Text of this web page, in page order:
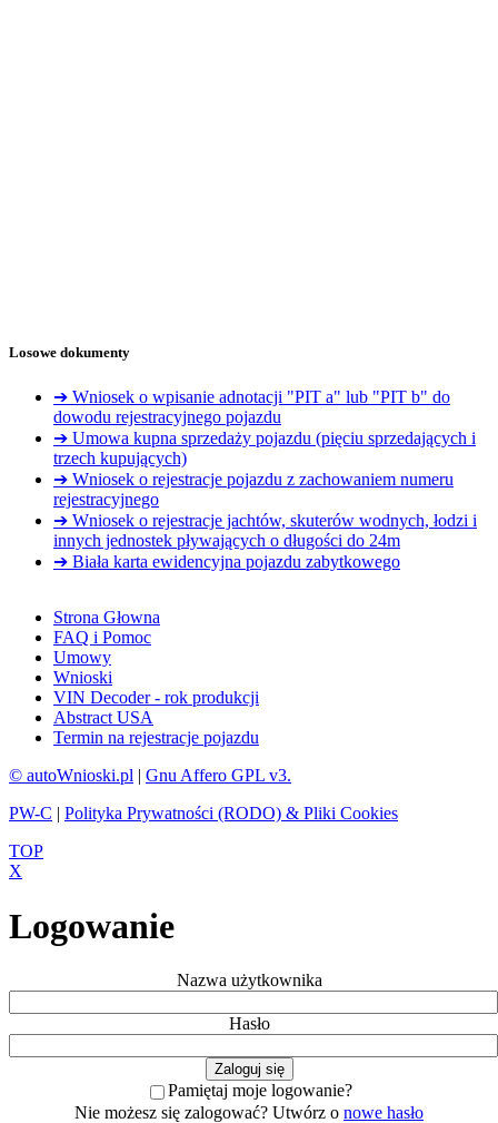
Losowe dokumenty
➔ Wniosek o wpisanie adnotacji "PIT a" lub "PIT b" do
dowodu rejestracyjnego pojazdu
➔ Umowa kupna sprzedaży pojazdu (pięciu sprzedających i
trzech kupujących)
➔ Wniosek o rejestracje pojazdu z zachowaniem numeru
rejestracyjnego
➔ Wniosek o rejestracje jachtów, skuterów wodnych, łodzi i
innych jednostek pływających o długości do 24m
➔ Biała karta ewidencyjna pojazdu zabytkowego
Strona Głowna
FAQ i Pomoc
Umowy
Wnioski
VIN Decoder - rok produkcji
Abstract USA
Termin na rejestracje pojazdu
© autoWnioski.pl | Gnu Affero GPL v3.
PW-C | Polityka Prywatności (RODO) & Pliki Cookies
TOP
X
Logowanie
Nazwa użytkownika
Hasło
Pamiętaj moje logowanie?
Nie możesz się zalogować? Utwórz o nowe hasło